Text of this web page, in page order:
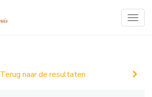
Terug naar de resultaten